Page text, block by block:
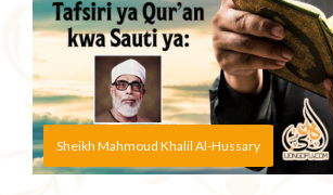
Sheikh Mahmoud Khalil Al-Hussary